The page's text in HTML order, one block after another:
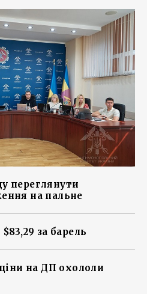
переглянути
на пальне
за барель
на ДП охололи